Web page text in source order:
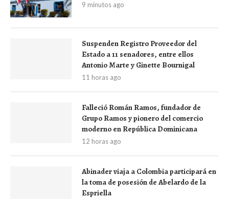
9 minutos ago
Suspenden Registro Proveedor del
Estado a 11 senadores, entre ellos
Antonio Marte y Ginette Bournigal
11 horas ago
Falleció Román Ramos, fundador de
Grupo Ramos y pionero del comercio
moderno en República Dominicana
12 horas ago
Abinader viaja a Colombia participará en
la toma de posesión de Abelardo de la
Espriella